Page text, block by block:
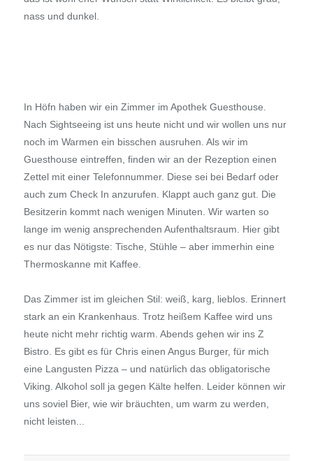
nass und dunkel.
In Höfn haben wir ein Zimmer im Apothek Guesthouse.
Nach Sightseeing ist uns heute nicht und wir wollen uns nur
noch im Warmen ein bisschen ausruhen. Als wir im
Guesthouse eintreffen, finden wir an der Rezeption einen
Zettel mit einer Telefonnummer. Diese sei bei Bedarf oder
auch zum Check In anzurufen. Klappt auch ganz gut. Die
Besitzerin kommt nach wenigen Minuten. Wir warten so
lange im wenig ansprechenden Aufenthaltsraum. Hier gibt
es nur das Nötigste: Tische, Stühle – aber immerhin eine
Thermoskanne mit Kaffee.
Das Zimmer ist im gleichen Stil: weiß, karg, lieblos. Erinnert
stark an ein Krankenhaus. Trotz heißem Kaffee wird uns
heute nicht mehr richtig warm. Abends gehen wir ins Z
Bistro. Es gibt es für Chris einen Angus Burger, für mich
eine Langusten Pizza – und natürlich das obligatorische
Viking. Alkohol soll ja gegen Kälte helfen. Leider können wir
uns soviel Bier, wie wir bräuchten, um warm zu werden,
nicht leisten...